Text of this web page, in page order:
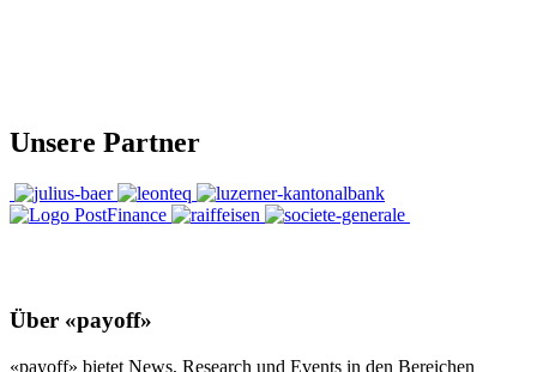
Unsere Partner
Über «payoff»
«payoff» bietet News, Research und Events in den Bereichen